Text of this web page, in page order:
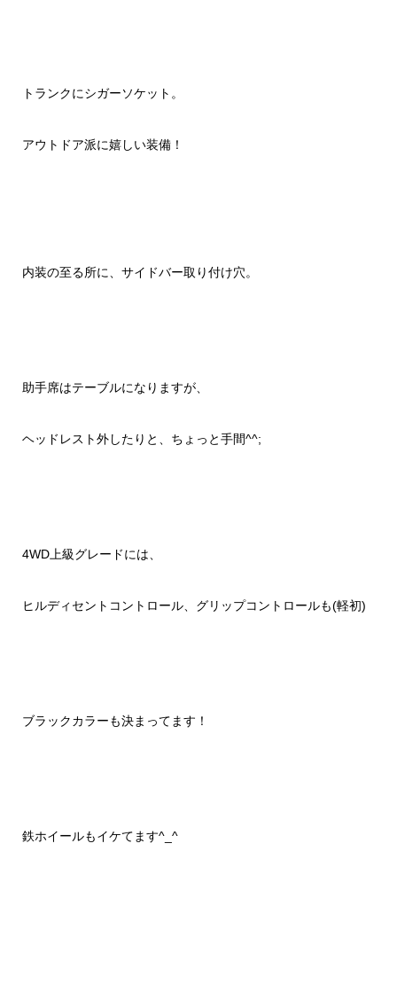
トランクにシガーソケット。
アウトドア派に嬉しい装備！
内装の至る所に、サイドバー取り付け穴。
助手席はテーブルになりますが、
ヘッドレスト外したりと、ちょっと手間^^;
4WD上級グレードには、
ヒルディセントコントロール、グリップコントロールも(軽初)
ブラックカラーも決まってます！
鉄ホイールもイケてます^_^